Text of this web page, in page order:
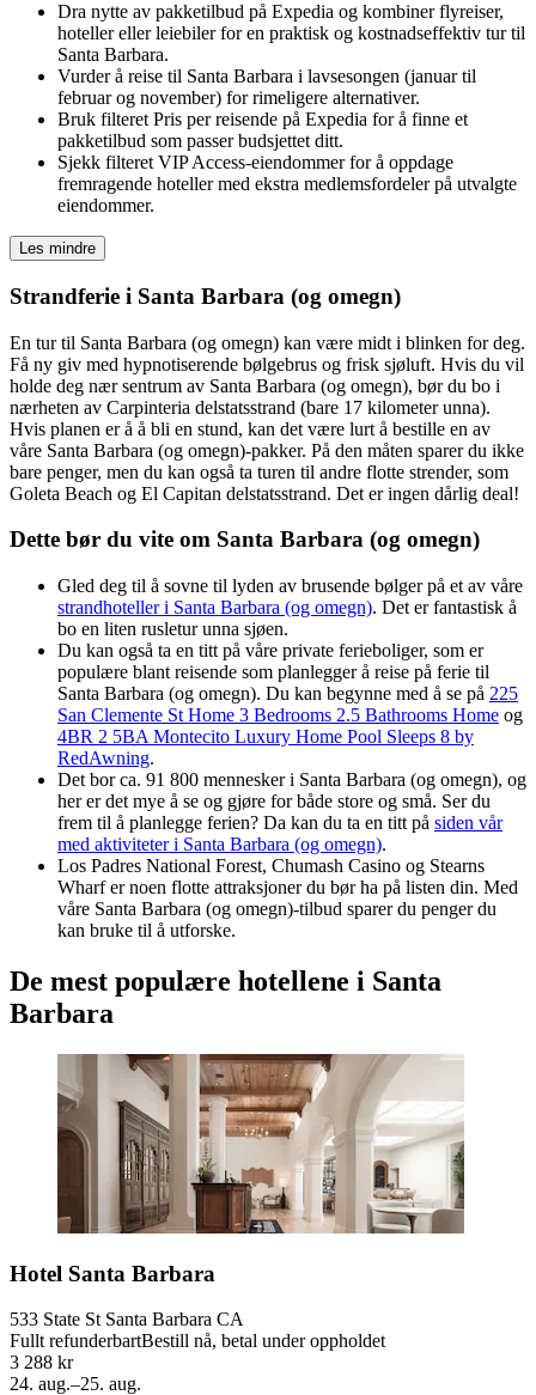
Dra nytte av pakketilbud på Expedia og kombiner flyreiser,
hoteller eller leiebiler for en praktisk og kostnadseffektiv tur til
Santa Barbara.
Vurder å reise til Santa Barbara i lavsesongen (januar til
februar og november) for rimeligere alternativer.
Bruk filteret Pris per reisende på Expedia for å finne et
pakketilbud som passer budsjettet ditt.
Sjekk filteret VIP Access-eiendommer for å oppdage
fremragende hoteller med ekstra medlemsfordeler på utvalgte
eiendommer.
Les mindre
Strandferie i Santa Barbara (og omegn)
En tur til Santa Barbara (og omegn) kan være midt i blinken for deg.
Få ny giv med hypnotiserende bølgebrus og frisk sjøluft. Hvis du vil
holde deg nær sentrum av Santa Barbara (og omegn), bør du bo i
nærheten av Carpinteria delstatsstrand (bare 17 kilometer unna).
Hvis planen er å å bli en stund, kan det være lurt å bestille en av
våre Santa Barbara (og omegn)-pakker. På den måten sparer du ikke
bare penger, men du kan også ta turen til andre flotte strender, som
Goleta Beach og El Capitan delstatsstrand. Det er ingen dårlig deal!
Dette bør du vite om Santa Barbara (og omegn)
Gled deg til å sovne til lyden av brusende bølger på et av våre
strandhoteller i Santa Barbara (og omegn). Det er fantastisk å
bo en liten rusletur unna sjøen.
Du kan også ta en titt på våre private ferieboliger, som er
populære blant reisende som planlegger å reise på ferie til
Santa Barbara (og omegn). Du kan begynne med å se på 225
San Clemente St Home 3 Bedrooms 2.5 Bathrooms Home og
4BR 2 5BA Montecito Luxury Home Pool Sleeps 8 by
RedAwning.
Det bor ca. 91 800 mennesker i Santa Barbara (og omegn), og
her er det mye å se og gjøre for både store og små. Ser du
frem til å planlegge ferien? Da kan du ta en titt på siden vår
med aktiviteter i Santa Barbara (og omegn).
Los Padres National Forest, Chumash Casino og Stearns
Wharf er noen flotte attraksjoner du bør ha på listen din. Med
våre Santa Barbara (og omegn)-tilbud sparer du penger du
kan bruke til å utforske.
De mest populære hotellene i Santa
Barbara
Hotel Santa Barbara
533 State St Santa Barbara CA
Fullt refunderbartBestill nå, betal under oppholdet
3 288 kr
24. aug.–25. aug.